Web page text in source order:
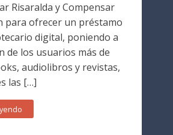
Risaralda y Compensar
para ofrecer un préstamo
digital, poniendo a
de los usuarios más de
audiolibros y revistas,
las […]